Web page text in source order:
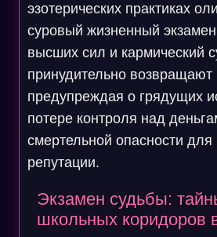
эзотерических практиках
суровый жизненный
высших сил и кармический
принудительно
предупреждая о грядущих
потере контроля над
смертельной опасности
репутации.
Экзамен судьбы:
школьных коридоров